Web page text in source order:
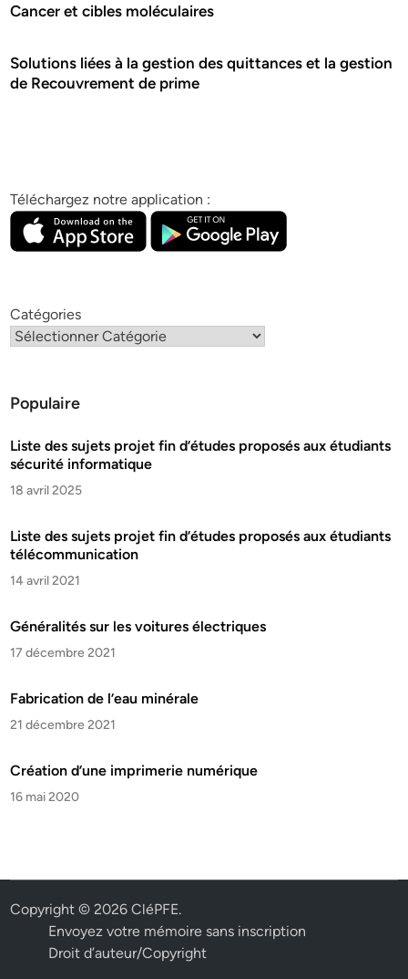
Cancer et cibles moléculaires
Solutions liées à la gestion des quittances et la gestion
de Recouvrement de prime
Téléchargez notre application :
Catégories
Populaire
Liste des sujets projet fin d’études proposés aux étudiants
sécurité informatique
18 avril 2025
Liste des sujets projet fin d’études proposés aux étudiants
télécommunication
14 avril 2021
Généralités sur les voitures électriques
17 décembre 2021
Fabrication de l’eau minérale
21 décembre 2021
Création d’une imprimerie numérique
16 mai 2020
Copyright © 2026CléPFE.
Envoyez votre mémoire sans inscription
Droit d’auteur/Copyright